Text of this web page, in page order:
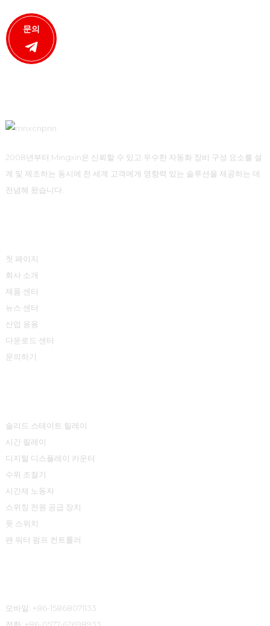
문의
2008년부터 Mingxin은 신뢰할 수 있고 우수한 자동화 장비 구성 요소를 설
계 및 제조하는 동시에 전 세계 고객에게 영향력 있는 솔루션을 제공하는 데
전념해 왔습니다.
첫 페이지
회사 소개
제품 센터
뉴스 센터
산업 응용
다운로드 센터
문의하기
솔리드 스테이트 릴레이
시간 릴레이
디지털 디스플레이 카운터
수위 조절기
시간제 노동자
스위칭 전원 공급 장치
풋 스위치
팬 워터 펌프 컨트롤러
모바일: +86-15868071133